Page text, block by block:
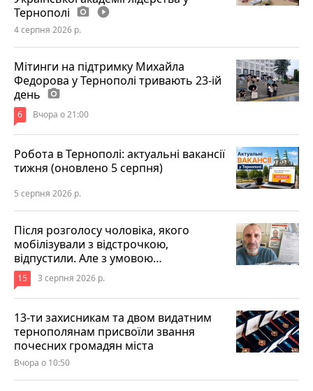
Тернополі photo_camera play_circle_filled
4 серпня 2026 р.
Мітинги на підтримку Михайла
Федорова у Тернополі тривають 23-ій
день photo_camera
6 Вчора о 21:00
Робота в Тернополі: актуальні вакансії
тижня (оновлено 5 серпня)
5 серпня 2026 р.
Після розголосу чоловіка, якого
мобілізували з відстрочкою,
відпустили. Але з умовою…
15 3 серпня 2026 р.
13-ти захисникам та двом видатним
тернополянам присвоїли звання
почесних громадян міста
Вчора о 10:50